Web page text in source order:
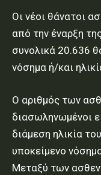
Οι νέοι θάνατοι
από την έναρξη
συνολικά 20.636
νόσημα ή/και
Ο αριθμός των
διασωληνωμένοι
διάμεση ηλικία
υποκείμενο
Μεταξύ των